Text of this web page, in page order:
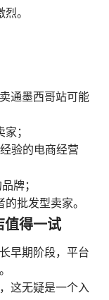
。
通墨西哥站可能
；
验的电商经营
牌；
批发型卖家。
值得一试
早期阶段，平台
这无疑是一个入